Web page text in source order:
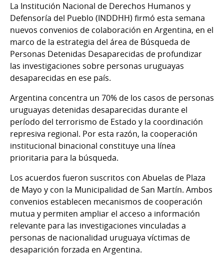
La Institución Nacional de Derechos Humanos y
Defensoría del Pueblo (INDDHH) firmó esta semana
nuevos convenios de colaboración en Argentina, en el
marco de la estrategia del área de Búsqueda de
Personas Detenidas Desaparecidas de profundizar
las investigaciones sobre personas uruguayas
desaparecidas en ese país.
Argentina concentra un 70% de los casos de personas
uruguayas detenidas desaparecidas durante el
período del terrorismo de Estado y la coordinación
represiva regional. Por esta razón, la cooperación
institucional binacional constituye una línea
prioritaria para la búsqueda.
Los acuerdos fueron suscritos con Abuelas de Plaza
de Mayo y con la Municipalidad de San Martín. Ambos
convenios establecen mecanismos de cooperación
mutua y permiten ampliar el acceso a información
relevante para las investigaciones vinculadas a
personas de nacionalidad uruguaya víctimas de
desaparición forzada en Argentina.